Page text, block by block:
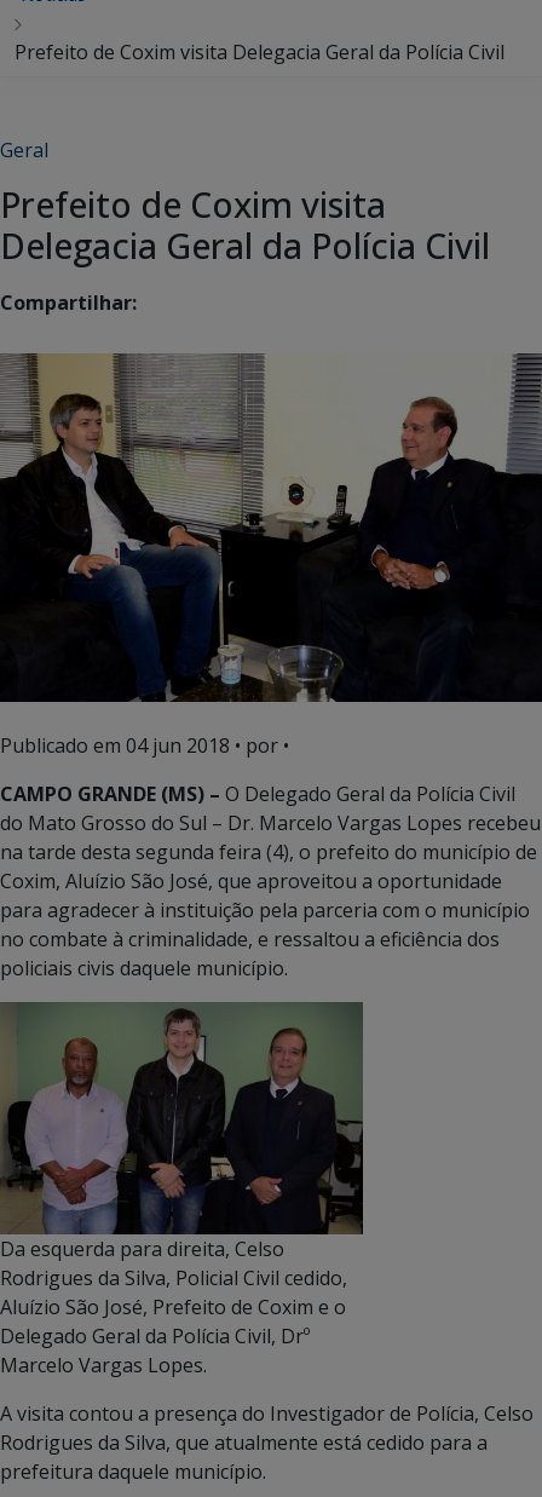
Prefeito de Coxim visita Delegacia Geral da Polícia Civil
Geral
Prefeito de Coxim visita
Delegacia Geral da Polícia Civil
Compartilhar:
Publicado em 04 jun 2018 • por •
CAMPO GRANDE (MS) – O Delegado Geral da Polícia Civil
do Mato Grosso do Sul – Dr. Marcelo Vargas Lopes recebeu
na tarde desta segunda feira (4), o prefeito do município de
Coxim, Aluízio São José, que aproveitou a oportunidade
para agradecer à instituição pela parceria com o município
no combate à criminalidade, e ressaltou a eficiência dos
policiais civis daquele município.
Da esquerda para direita, Celso
Rodrigues da Silva, Policial Civil cedido,
Aluízio São José, Prefeito de Coxim e o
Delegado Geral da Polícia Civil, Drº
Marcelo Vargas Lopes.
A visita contou a presença do Investigador de Polícia, Celso
Rodrigues da Silva, que atualmente está cedido para a
prefeitura daquele município.